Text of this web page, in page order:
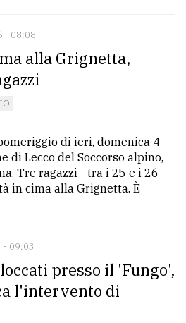
- 08:08
alla Grignetta,
di ieri, domenica 4
di Lecco del Soccorso alpino,
Tre ragazzi - tra i 25 e i 26
in cima alla Grignetta. È
- 09:03
presso il 'Fungo',
l'intervento di